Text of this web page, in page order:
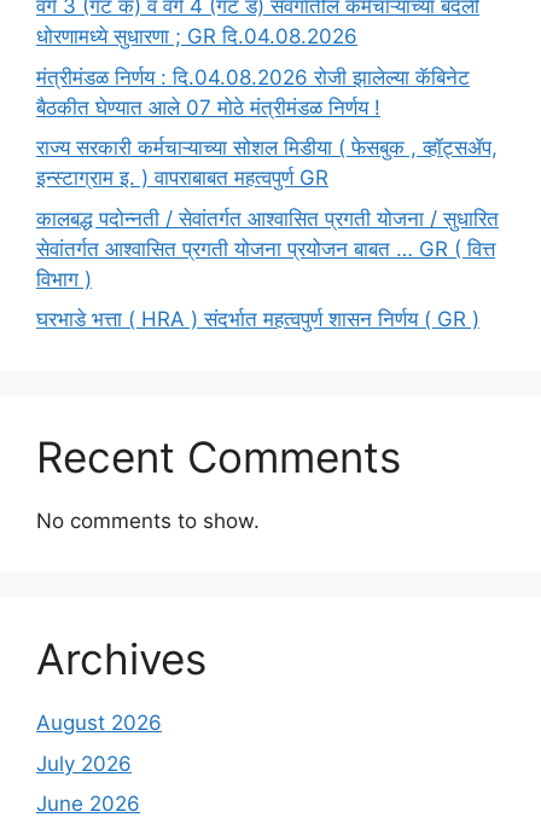
वर्ग 3 (गट क) व वर्ग 4 (गट ड) संवर्गातील कर्मचाऱ्यांच्या बदली
धोरणामध्ये सुधारणा ; GR दि.04.08.2026
मंत्रीमंडळ निर्णय : दि.04.08.2026 रोजी झालेल्या कॅबिनेट
बैठकीत घेण्यात आले 07 मोठे मंत्रीमंडळ निर्णय !
राज्य सरकारी कर्मचाऱ्याच्या सोशल मिडीया ( फेसबुक , व्हॉट्सॲप,
इन्स्टाग्राम इ. ) वापराबाबत महत्वपुर्ण GR
कालबद्ध पदोन्नती / सेवांतर्गत आश्वासित प्रगती योजना / सुधारित
सेवांतर्गत आश्वासित प्रगती योजना प्रयोजन बाबत … GR ( वित्त
विभाग )
घरभाडे भत्ता ( HRA ) संदर्भात महत्वपुर्ण शासन निर्णय ( GR )
Recent Comments
No comments to show.
Archives
August 2026
July 2026
June 2026